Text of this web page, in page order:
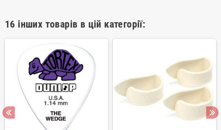
16 інших товарів в цій категорії: